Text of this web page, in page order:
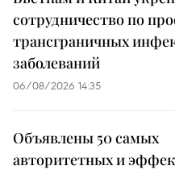
сотрудничество по
трансграничных
заболеваний
06/08/2026 14:35
Объявлены 50 самых
авторитетных и